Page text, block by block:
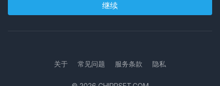
继续
关于 常见问题 服务条款 隐私